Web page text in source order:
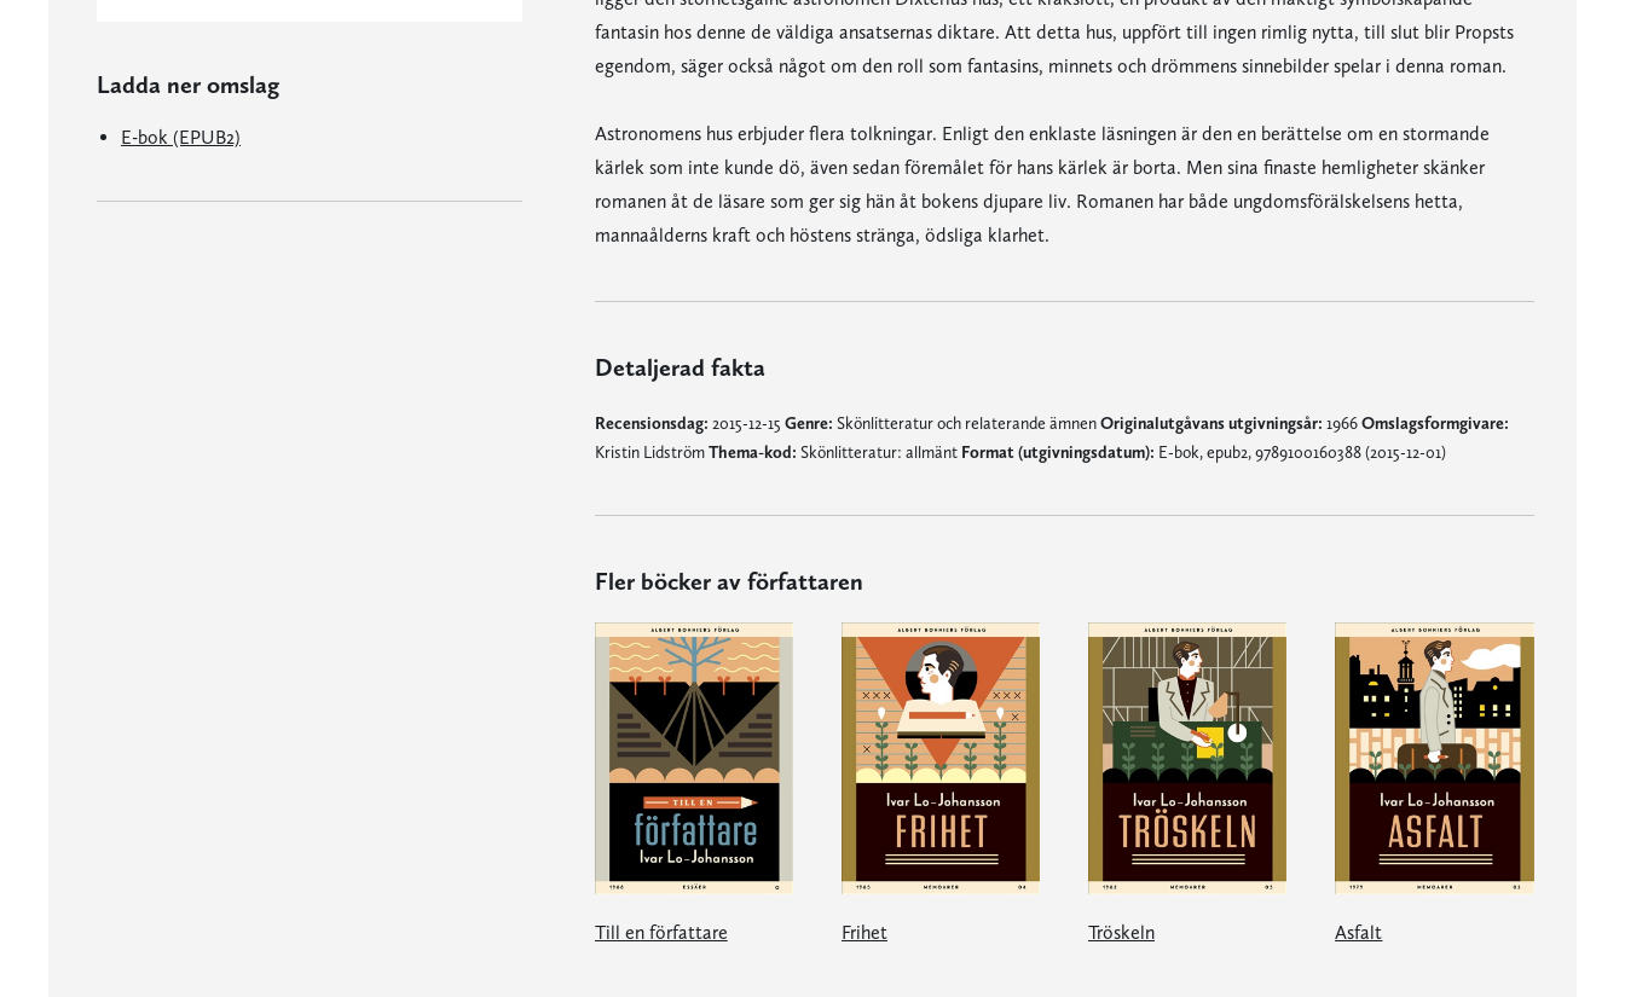
Ladda ner omslag
E-bok (EPUB2)
fantasin hos denne de väldiga ansatsernas diktare. Att detta hus, uppfört till ingen rimlig nytta, till slut blir Propsts
egendom, säger också något om den roll som fantasins, minnets och drömmens sinnebilder spelar i denna roman.
Astronomens hus erbjuder flera tolkningar. Enligt den enklaste läsningen är den en berättelse om en stormande
kärlek som inte kunde dö, även sedan föremålet för hans kärlek är borta. Men sina finaste hemligheter skänker
romanen åt de läsare som ger sig hän åt bokens djupare liv. Romanen har både ungdomsförälskelsens hetta,
mannaålderns kraft och höstens stränga, ödsliga klarhet.
Detaljerad fakta
Recensionsdag: 2015-12-15 Genre: Skönlitteratur och relaterande ämnenOriginalutgåvans utgivningsår: 1966Omslagsformgivare:
Kristin LidströmThema-kod: Skönlitteratur: allmänt Format (utgivningsdatum): E-bok, epub2, 9789100160388 (2015-12-01)
Fler böcker av författaren
Till en författare Frihet Tröskeln Asfalt